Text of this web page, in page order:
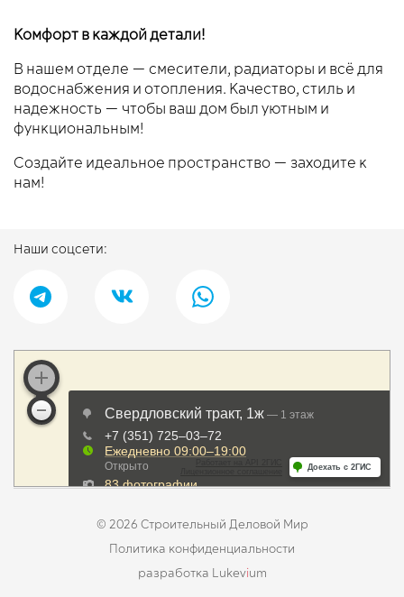
Комфорт в каждой детали!
В нашем отделе — смесители, радиаторы и всё для
водоснабжения и отопления. Качество, стиль и
надежность — чтобы ваш дом был уютным и
функциональным!
Создайте идеальное пространство — заходите к
нам!
Наши соцсети:
© 2026 Строительный Деловой Мир
Политика конфиденциальности
разработка Lukevium